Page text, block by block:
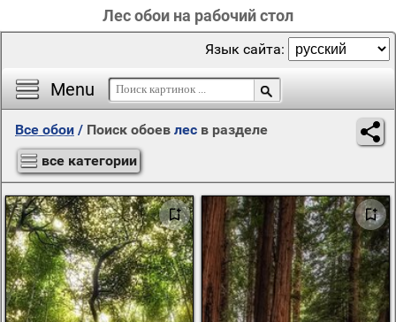
Лес обои на рабочий стол
Menu
Язык сайта:
Все обои / Поиск обоев лес в разделе
все категории